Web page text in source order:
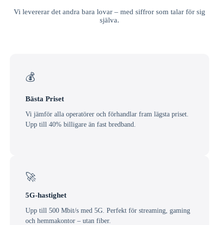
Vi levererar det andra bara lovar – med siffror som talar för sig
själva.
💰
Bästa Priset
Vi jämför alla operatörer och förhandlar fram lägsta priset.
Upp till 40% billigare än fast bredband.
🚀
5G-hastighet
Upp till 500 Mbit/s med 5G. Perfekt för streaming, gaming
och hemmakontor – utan fiber.